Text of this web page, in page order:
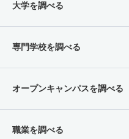
大学を調べる
専門学校を調べる
オープンキャンパスを調べる
職業を調べる